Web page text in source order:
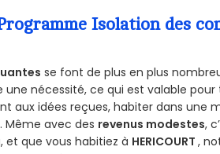
Isolation des
se font de plus en plus
nécessité, ce qui est valable pour
aux idées reçues, habiter dans une
Même avec des revenus modestes,
et que vous habitiez à HERICOURT,